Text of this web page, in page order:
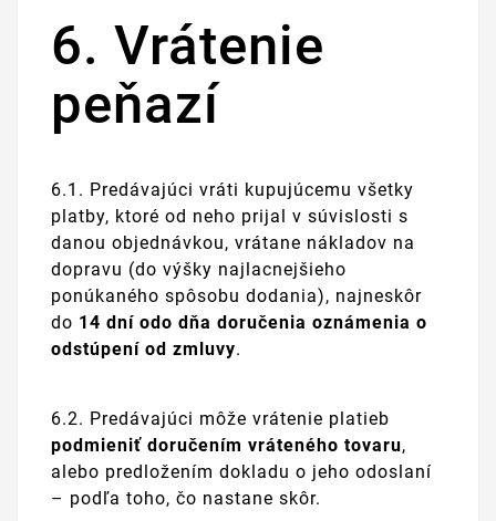
6. Vrátenie
peňazí
6.1. Predávajúci vráti kupujúcemu všetky
platby, ktoré od neho prijal v súvislosti s
danou objednávkou, vrátane nákladov na
dopravu (do výšky najlacnejšieho
ponúkaného spôsobu dodania), najneskôr
do 14 dní odo dňa doručenia oznámenia o
odstúpení od zmluvy.
6.2. Predávajúci môže vrátenie platieb
podmieniť doručením vráteného tovaru,
alebo predložením dokladu o jeho odoslaní
– podľa toho, čo nastane skôr.